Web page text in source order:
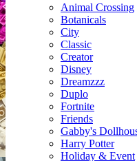
Animal Crossing
Botanicals
City
Classic
Creator
Disney
Dreamzzz
Duplo
Fortnite
Friends
Gabby's
Harry Potter
Holiday & Event